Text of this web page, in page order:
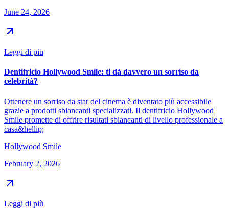
June 24, 2026
Leggi di più
Dentifricio Hollywood Smile: ti dà davvero un sorriso da
celebrità?
Ottenere un sorriso da star del cinema è diventato più accessibile
grazie a prodotti sbiancanti specializzati. Il dentifricio Hollywood
Smile promette di offrire risultati sbiancanti di livello professionale a
casa&hellip;
Hollywood Smile
February 2, 2026
Leggi di più